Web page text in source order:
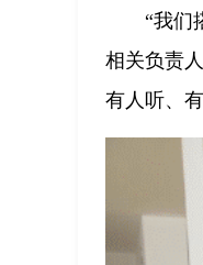
“我们
相关负责
有人听、